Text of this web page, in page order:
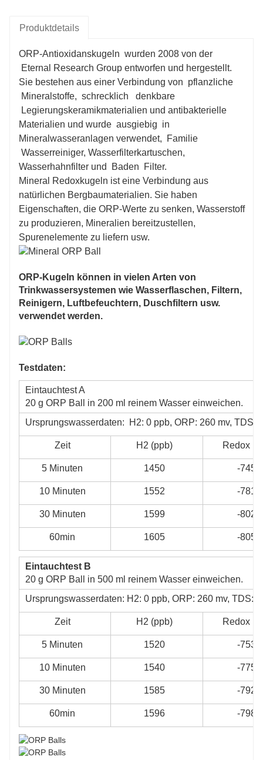
Produktdetails
ORP-Antioxidanskugeln wurden 2008 von der
Eternal Research Group entworfen und hergestellt.
Sie bestehen aus einer Verbindung von pflanzliche
Mineralstoffe, schrecklich
denkbare
Legierungskeramikmaterialien und antibakterielle
Materialien und wurde ausgiebig in
Mineralwasseranlagen verwendet,
Familie
Wasserreiniger, Wasserfilterkartuschen,
Wasserhahnfilter und
Baden
Filter.
Mineral Redoxkugeln ist eine Verbindung aus
natürlichen Bergbaumaterialien. Sie haben
Eigenschaften, die ORP-Werte zu senken, Wasserstoff
zu produzieren, Mineralien bereitzustellen,
Spurenelemente zu liefern usw.
ORP-Kugeln können in vielen Arten von
Trinkwassersystemen wie Wasserflaschen, Filtern,
Reinigern, Luftbefeuchtern, Duschfiltern usw.
verwendet werden.
Testdaten:
Eintauchtest A
20 g ORP Ball in 200 ml reinem Wasser einweichen.
Ursprungswasserdaten:
H2: 0 ppb, ORP: 260 mv, TDS:
Zeit H2 (ppb) Redox
5 Minuten 1450 -745
10 Minuten 1552 -781
30 Minuten 1599 -802
60min 1605 -805
Eintauchtest B
20 g ORP Ball in 500 ml reinem Wasser einweichen.
Ursprungswasserdaten: H2: 0 ppb, ORP: 260 mv, TDS:
Zeit H2 (ppb) Redox
5 Minuten 1520 -753
10 Minuten 1540 -775
30 Minuten 1585 -792
60min 1596 -798